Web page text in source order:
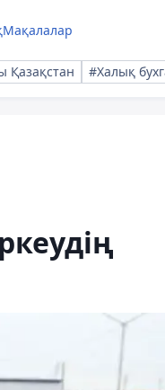
Мақалалар
Қазақстан #Халық